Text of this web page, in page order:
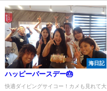
海日記
ハッピーバースデー🎂
快適ダイビングサイコー！カメも見れて大